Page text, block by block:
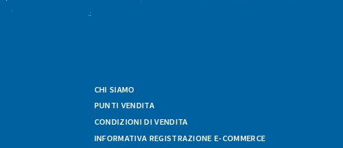
CHI SIAMO
PUNTI VENDITA
CONDIZIONI DI VENDITA
INFORMATIVA REGISTRAZIONE E-COMMERCE